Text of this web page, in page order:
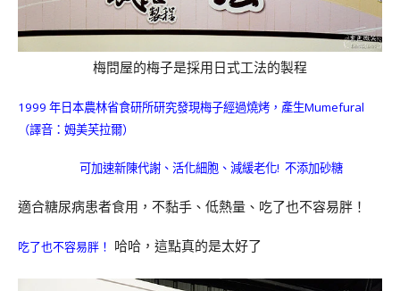
梅問屋的梅子是採用日式工法的製程
1999 年日本農林省食研所研究發現梅子經過燒烤，產生Mumefural
（譯音：姆美芙拉爾）
可加速新陳代謝、活化細胞、減緩老化! 不添加砂糖
適合糖尿病患者食用，不黏手、低熱量、吃了也不容易胖！
吃了也不容易胖！ 哈哈，這點真的是太好了